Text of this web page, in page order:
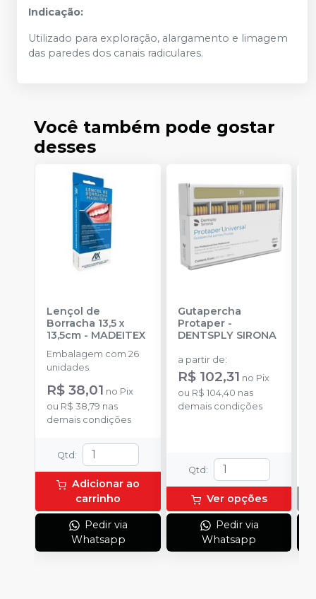
Indicação:
Utilizado para exploração, alargamento e limagem
das paredes dos canais radiculares.
Você também pode gostar
desses
Lençol de
Borracha 13,5 x
13,5cm - MADEITEX
Embalagem com 26
unidades.
R$ 38,01 no Pix
ou R$ 38,79 nas
demais condições
Qtd:
Adicionar ao
carrinho
Pedir via
Whatsapp
Gutapercha
Protaper-
DENTSPLY SIRONA
a partir de:
R$ 102,31 no Pix
ou R$ 104,40 nas
demais condições
Qtd:
Ver opções
Pedir via
Whatsapp